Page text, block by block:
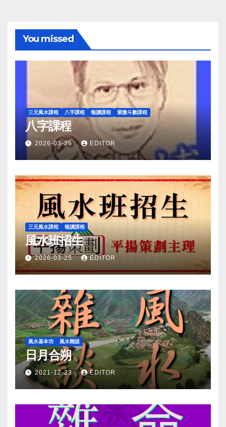
You missed
三元風水課程 八字課程 報讀課程 紫微斗數課程
八字課程
2026-03-25 EDITOR
三元風水課程 報讀課程
風水班招生
2026-03-25 EDITOR
風水基本功 風水雜談
日月合朔
2021-12-23 EDITOR